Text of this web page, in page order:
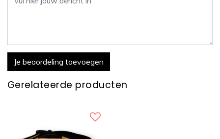
Je beoordeling toevoegen
Gerelateerde producten